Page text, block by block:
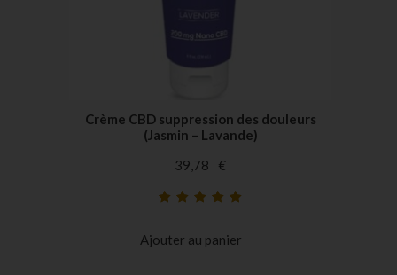
Crème CBD suppression des douleurs
(Jasmin – Lavande)
39,78
€
notations
Ajouter au panier